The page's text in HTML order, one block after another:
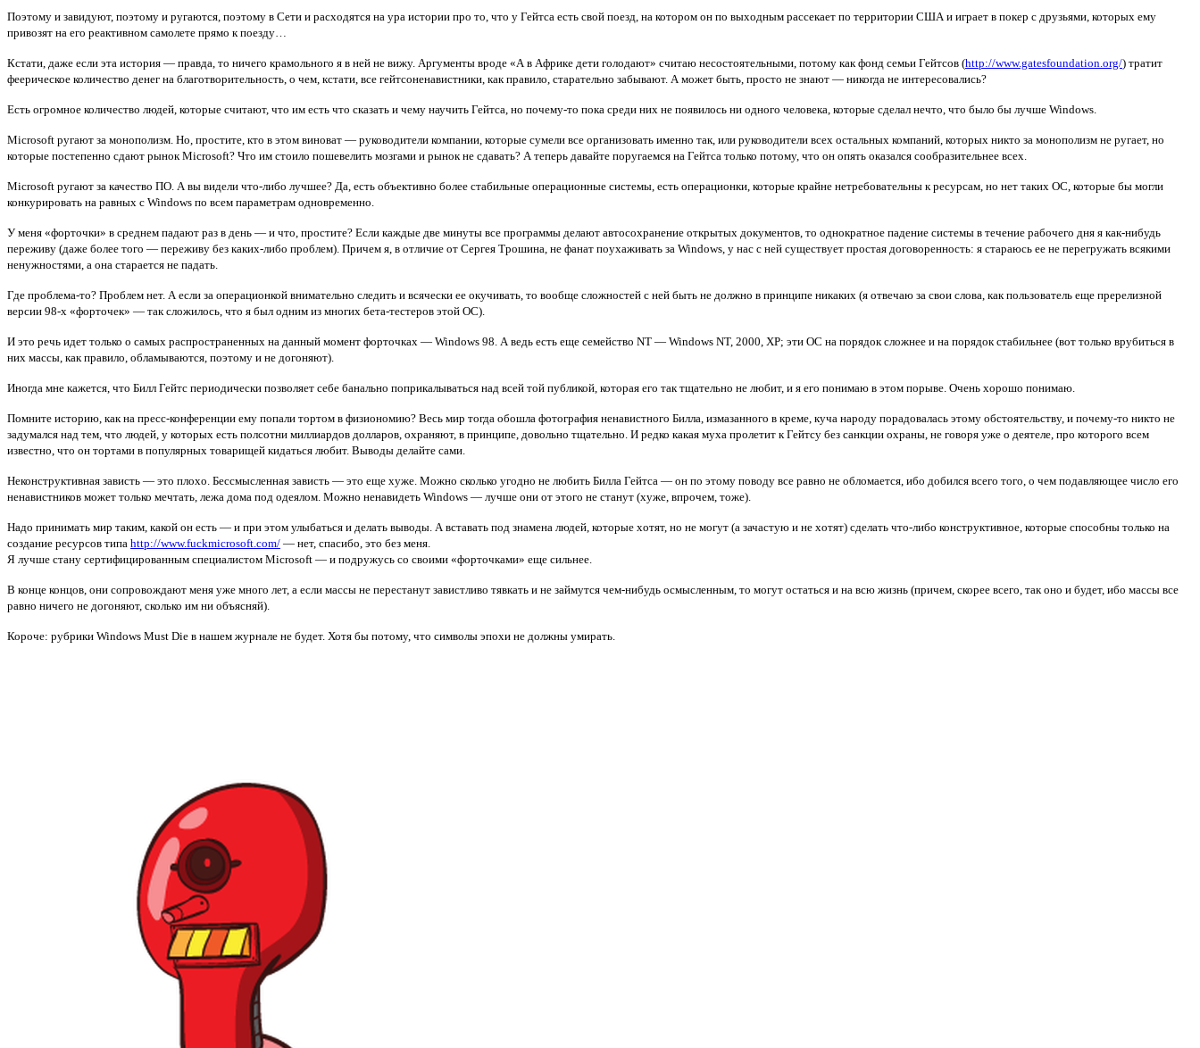
Поэтому и завидуют, поэтому и ругаются, поэтому в Сети и расходятся на ура истории про то, что у Гейтса есть свой поезд, на котором он по выходным рассекает по территории США и играет в покер с друзьями, которых ему
привозят на его реактивном самолете прямо к поезду…
Кстати, даже если эта история — правда, то ничего крамольного я в ней не вижу. Аргументы вроде «А в Африке дети голодают» считаю несостоятельными, потому как фонд семьи Гейтсов (http://www.gatesfoundation.org/) тратит
феерическое количество денег на благотворительность, о чем, кстати, все гейтсоненавистники, как правило, старательно забывают. А может быть, просто не знают — никогда не интересовались?
Есть огромное количество людей, которые считают, что им есть что сказать и чему научить Гейтса, но почему-то пока среди них не появилось ни одного человека, которые сделал нечто, что было бы лучше Windows.
Microsoft ругают за монополизм. Но, простите, кто в этом виноват — руководители компании, которые сумели все организовать именно так, или руководители всех остальных компаний, которых никто за монополизм не ругает, но
которые постепенно сдают рынок Microsoft? Что им стоило пошевелить мозгами и рынок не сдавать? А теперь давайте поругаемся на Гейтса только потому, что он опять оказался сообразительнее всех.
Microsoft ругают за качество ПО. А вы видели что-либо лучшее? Да, есть объективно более стабильные операционные системы, есть операционки, которые крайне нетребовательны к ресурсам, но нет таких ОС, которые бы могли
конкурировать на равных с Windows по всем параметрам одновременно.
У меня «форточки» в среднем падают раз в день — и что, простите? Если каждые две минуты все программы делают автосохранение открытых документов, то однократное падение системы в течение рабочего дня я как-нибудь
переживу (даже более того — переживу без каких-либо проблем). Причем я, в отличие от Сергея Трошина, не фанат поухаживать за Windows, у нас с ней существует простая договоренность: я стараюсь ее не перегружать всякими
ненужностями, а она старается не падать.
Где проблема-то? Проблем нет. А если за операционкой внимательно следить и всячески ее окучивать, то вообще сложностей с ней быть не должно в принципе никаких (я отвечаю за свои слова, как пользователь еще пререлизной
версии 98-х «форточек» — так сложилось, что я был одним из многих бета-тестеров этой ОС).
И это речь идет только о самых распространенных на данный момент форточках — Windows 98. А ведь есть еще семейство NT — Windows NT, 2000, XP; эти ОС на порядок сложнее и на порядок стабильнее (вот только врубиться в
них массы, как правило, обламываются, поэтому и не догоняют).
Иногда мне кажется, что Билл Гейтс периодически позволяет себе банально поприкалываться над всей той публикой, которая его так тщательно не любит, и я его понимаю в этом порыве. Очень хорошо понимаю.
Помните историю, как на пресс-конференции ему попали тортом в физиономию? Весь мир тогда обошла фотография ненавистного Билла, измазанного в креме, куча народу порадовалась этому обстоятельству, и почему-то никто не
задумался над тем, что людей, у которых есть полсотни миллиардов долларов, охраняют, в принципе, довольно тщательно. И редко какая муха пролетит к Гейтсу без санкции охраны, не говоря уже о деятеле, про которого всем
известно, что он тортами в популярных товарищей кидаться любит. Выводы делайте сами.
Неконструктивная зависть — это плохо. Бессмысленная зависть — это еще хуже. Можно сколько угодно не любить Билла Гейтса — он по этому поводу все равно не обломается, ибо добился всего того, о чем подавляющее число его
ненавистников может только мечтать, лежа дома под одеялом. Можно ненавидеть Windows — лучше они от этого не станут (хуже, впрочем, тоже).
Надо принимать мир таким, какой он есть — и при этом улыбаться и делать выводы. А вставать под знамена людей, которые хотят, но не могут (а зачастую и не хотят) сделать что-либо конструктивное, которые способны только на
создание ресурсов типа http://www.fuckmicrosoft.com/ — нет, спасибо, это без меня.
Я лучше стану сертифицированным специалистом Microsoft — и подружусь со своими «форточками» еще сильнее.
В конце концов, они сопровождают меня уже много лет, а если массы не перестанут завистливо тявкать и не займутся чем-нибудь осмысленным, то могут остаться и на всю жизнь (причем, скорее всего, так оно и будет, ибо массы все
равно ничего не догоняют, сколько им ни объясняй).
Короче: рубрики Windows Must Die в нашем журнале не будет. Хотя бы потому, что символы эпохи не должны умирать.